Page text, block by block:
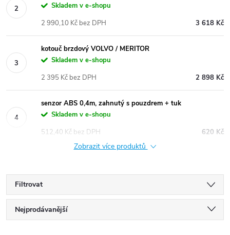
Skladem v e-shopu
3 618 Kč
2 990,10 Kč bez DPH
kotouč brzdový VOLVO / MERITOR
Skladem v e-shopu
2 898 Kč
2 395 Kč bez DPH
senzor ABS 0,4m, zahnutý s pouzdrem + tuk
Skladem v e-shopu
620 Kč
512,40 Kč bez DPH
Zobrazit více produktů
Filtrovat
Ř
Nejprodávanější